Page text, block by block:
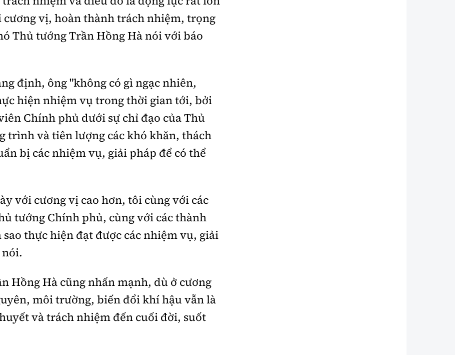
cương vị, hoàn thành trách nhiệm, trọng
Thủ tướng Trần Hồng Hà nói với báo
định, ông "không có gì ngạc nhiên,
hiện nhiệm vụ trong thời gian tới, bởi
Chính phủ dưới sự chỉ đạo của Thủ
trình và tiên lượng các khó khăn, thách
bị các nhiệm vụ, giải pháp để có thể
với cương vị cao hơn, tôi cùng với các
tướng Chính phủ, cùng với các thành
thực hiện đạt được các nhiệm vụ, giải
nói.
Hồng Hà cũng nhấn mạnh, dù ở cương
môi trường, biến đổi khí hậu vẫn là
và trách nhiệm đến cuối đời, suốt